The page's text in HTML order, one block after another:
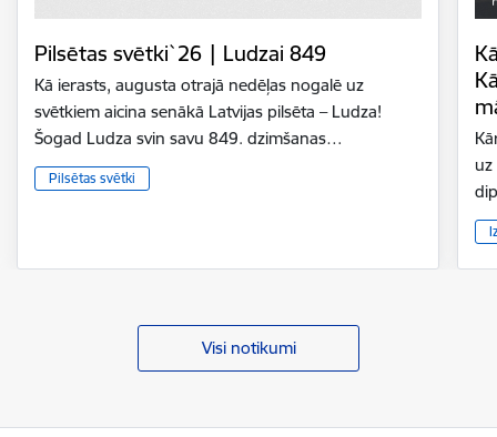
Pilsētas svētki`26 | Ludzai 849
Kā ierasts, augusta otrajā nedēļas nogalē uz
svētkiem aicina senākā Latvijas pilsēta – Ludza!
Šogad Ludza svin savu 849. dzimšanas…
Pilsētas svētki
uz
Visi notikumi